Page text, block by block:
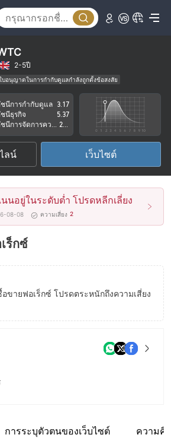
2-5ปี
บอนุญาตในการกำกับดูแลกำลังถูกตั้งข้อสงสัย
ลุ่มธุรกิจที่ต้องสงสัย
ะวังความเสี่ยงอันตรายที่อาจจะซ่อนอยู่
นีการกำกับดูแล 3.17
นีธุรกิจ
5.37
ลน์ เว็บไซต์
นอยู่ในระดับต่ำ โปรดหลีกเลี่ยง
08-08 ความเสี่ยง 2
ร็กซ์
ขายฟอเร็กซ์ โปรดตระหนักถึงความเสี่ยง
การระบุตัวตนของเว็บไซต์ ความคิ